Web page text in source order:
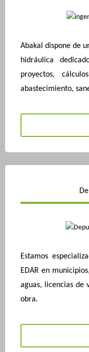
Abakal dispone de
hidráulica
proyectos,
abastecimiento,
Estamos
EDAR en
aguas, licencias de
obra.